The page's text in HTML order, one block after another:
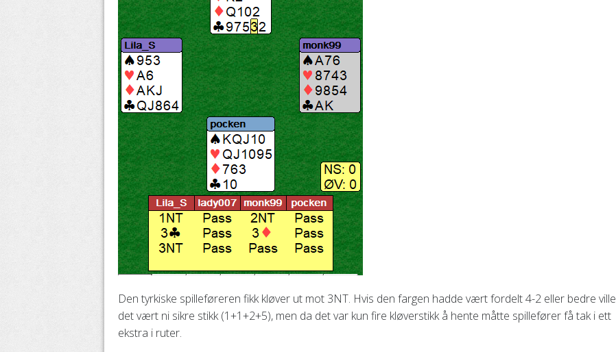
Den tyrkiske spilleføreren fikk kløver ut mot 3NT. Hvis den fargen hadde vært fordelt 4-2 eller bedre ville
det vært ni sikre stikk (1+1+2+5), men da det var kun fire kløverstikk å hente måtte spillefører få tak i ett
ekstra i ruter.